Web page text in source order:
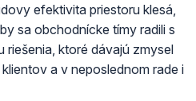
efektivita priestoru klesá,
sa obchodnícke tímy radili s
riešenia, ktoré dávajú zmysel
a v neposlednom rade i